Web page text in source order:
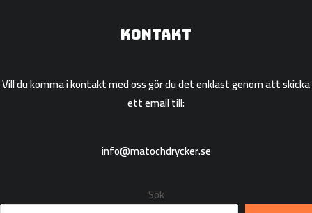
Kontakt
Vill du komma i kontakt med oss gör du det enklast genom att skicka
ett email till:
info@matochdrycker.se
Sök